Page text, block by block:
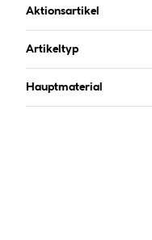
Aktionsartikel
Artikeltyp
Hauptmaterial